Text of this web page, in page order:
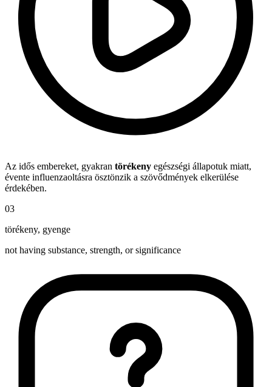
Az idős embereket, gyakran törékeny egészségi állapotuk miatt,
évente influenzaoltásra ösztönzik a szövődmények elkerülése
érdekében.
03
törékeny, gyenge
not having substance, strength, or significance